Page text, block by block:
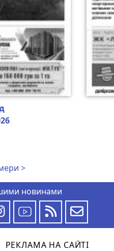
>
новинами
РЕКЛАМА НА САЙТІ